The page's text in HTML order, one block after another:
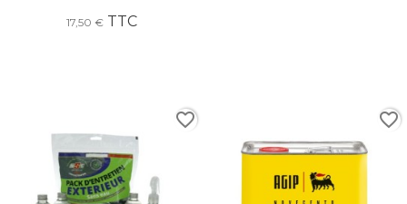
17,50 € TTC
favorite_border favorite_border